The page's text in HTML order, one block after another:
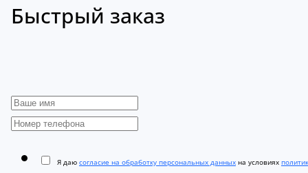
Быстрый заказ
Я даю согласие на обработку персональных данных на условиях